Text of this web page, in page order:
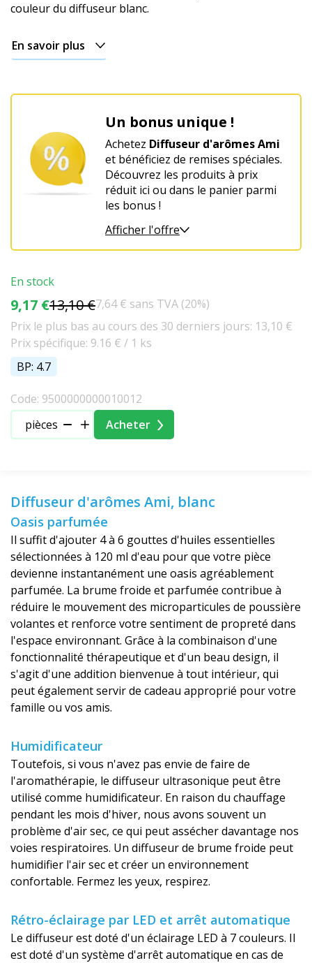
couleur du diffuseur blanc.
En savoir plus
Un bonus unique !
Achetez Diffuseur d'arômes Ami
et bénéficiez de remises spéciales.
Découvrez les produits à prix
réduit ici ou dans le panier parmi
les bonus !
Afficher l'offre
En stock
9,17 €13,10 €7,64 € sans TVA (20%)
Prix le plus bas au cours des 30 derniers jours: 13,10 €
Prix spécifique: 9.16 € / 1 ks
BP: 4.7
Code: 9500000000010012
pièces
Acheter
Diffuseur d'arômes Ami, blanc
Oasis parfumée
Il suffit d'ajouter 4 à 6 gouttes d'huiles essentielles
sélectionnées à 120 ml d'eau pour que votre pièce
devienne instantanément une oasis agréablement
parfumée. La brume froide et parfumée contribue à
réduire le mouvement des microparticules de poussière
volantes et renforce votre sentiment de propreté dans
l'espace environnant. Grâce à la combinaison d'une
fonctionnalité thérapeutique et d'un beau design, il
s'agit d'une addition bienvenue à tout intérieur, qui
peut également servir de cadeau approprié pour votre
famille ou vos amis.
Humidificateur
Toutefois, si vous n'avez pas envie de faire de
l'aromathérapie, le diffuseur ultrasonique peut être
utilisé comme humidificateur. En raison du chauffage
pendant les mois d'hiver, nous avons souvent un
problème d'air sec, ce qui peut assécher davantage nos
voies respiratoires. Un diffuseur de brume froide peut
humidifier l'air sec et créer un environnement
confortable. Fermez les yeux, respirez.
Rétro-éclairage par LED et arrêt automatique
Le diffuseur est doté d'un éclairage LED à 7 couleurs. Il
est doté d'un système d'arrêt automatique en cas de